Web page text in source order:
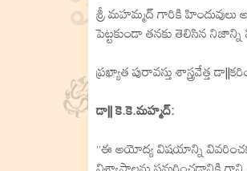
శ్రీ మహమ్మద్ గారికి హిందువులు
పెట్టకుండా తనకు తెలిసిన
ప్రఖ్యాత పురావస్తు శాస్త్రవేత్త
డా|| కె.కె.మహ్మద్‌:
”ఈ అయోద్య విషయాన్ని